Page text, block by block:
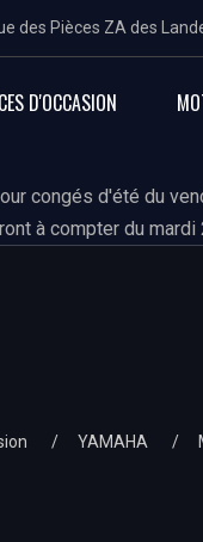
des Pièces ZA des
D'OCCASION
congés d'été du
à compter du
YAMAHA